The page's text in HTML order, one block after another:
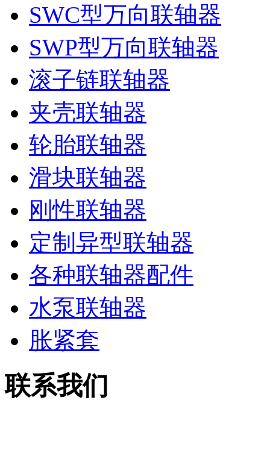
SWC型万向联轴器
SWP型万向联轴器
滚子链联轴器
夹壳联轴器
轮胎联轴器
滑块联轴器
刚性联轴器
定制异型联轴器
各种联轴器配件
水泵联轴器
胀紧套
联系我们